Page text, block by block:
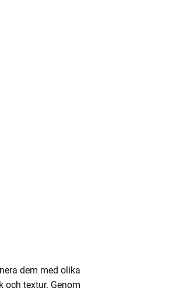
dem med olika
och textur. Genom